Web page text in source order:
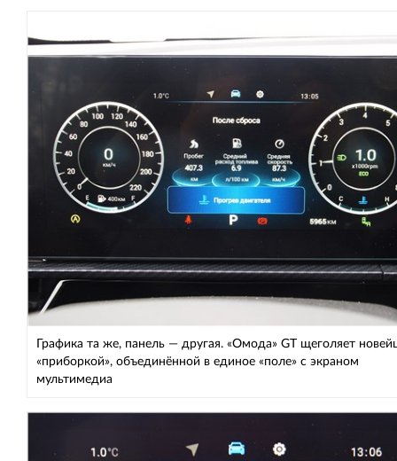
Графика та же, панель — другая. «Омода» GT щеголяет
«приборкой», объединённой в единое «поле» с экраном
мультимедиа